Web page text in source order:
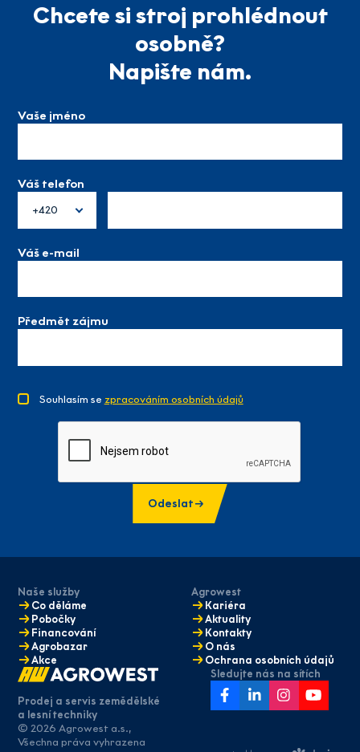
Chcete si stroj prohlédnout
osobně?
Napište nám.
Vaše jméno
Váš telefon
+420
Váš e-mail
Předmět zájmu
Souhlasím se zpracováním osobních údajů
Odeslat
Prodej a servis zemědělské
a lesní techniky
© 2026 Agrowest a.s.,
Všechna práva vyhrazena
Naše služby
Co děláme
Pobočky
Financování
Agrobazar
Akce
Agrowest
Kariéra
Aktuality
Kontakty
O nás
Ochrana osobních údajů
Sledujte nás na sítích